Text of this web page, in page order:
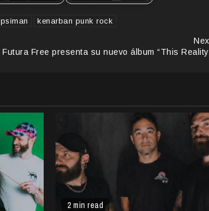
kenarban punk rock
Futura Free presenta su nuevo álbum “This
2 min read